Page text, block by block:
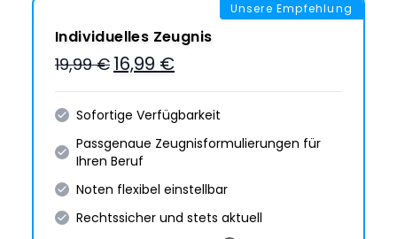
Unsere Empfehlung
Individuelles Zeugnis
19,99 € 16,99 €
Sofortige Verfügbarkeit
Passgenaue Zeugnis­formulie­rungen für
Ihren Beruf
Noten flexibel einstellbar
Rechtssicher und stets aktuell